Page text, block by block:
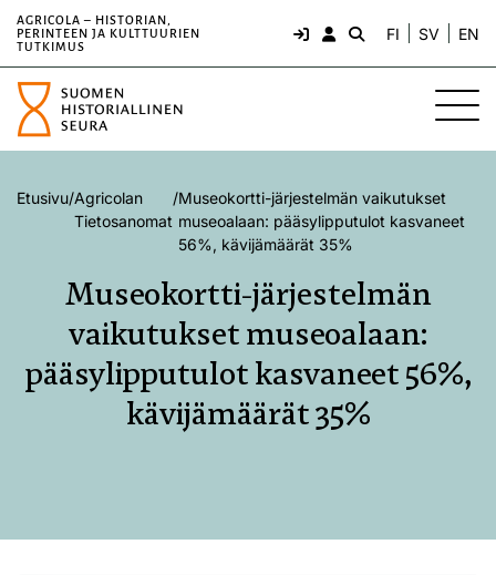
AGRICOLA – HISTORIAN,
PERINTEEN JA KULTTUURIEN
TUTKIMUS
FI SV EN
Etusivu/Agricolan
Tietosanomat
/Museokortti-järjestelmän vaikutukset
museoalaan: pääsylipputulot kasvaneet
56%, kävijämäärät 35%
Museokortti-järjestelmän
vaikutukset museoalaan:
pääsylipputulot kasvaneet 56%,
kävijämäärät 35%